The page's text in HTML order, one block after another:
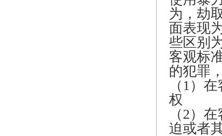
为，劫
面表现
些区别
客观标
的犯罪
（1）
权
（2）
迫或者